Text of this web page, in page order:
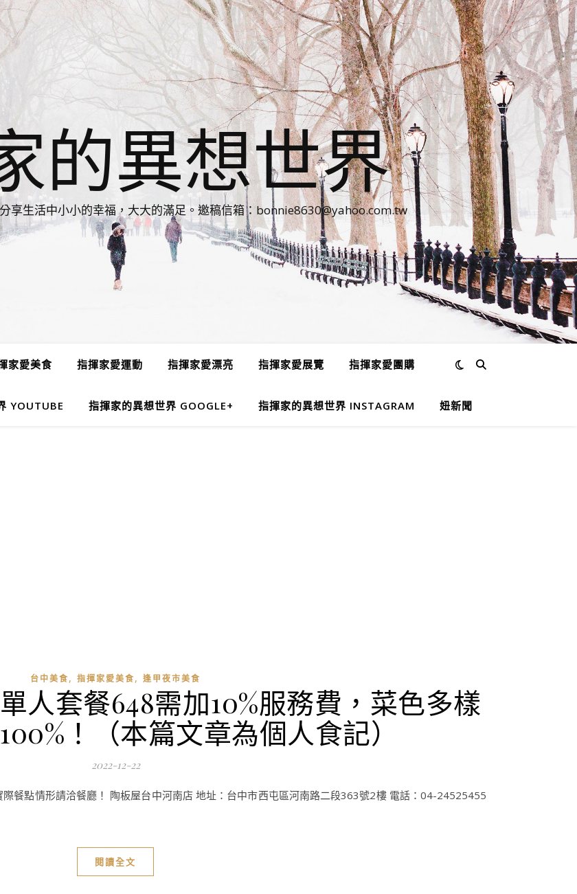
的異想世界
享生活中小小的幸福，大大的滿足。邀稿信箱：bonnie8630@yahoo.com.tw
家愛美食 指揮家愛運動 指揮家愛漂亮 指揮家愛展覽 指揮家愛團購
YOUTUBE 指揮家的異想世界 GOOGLE+ 指揮家的異想世界 INSTAGRAM 妞新聞
台中美食, 指揮家愛美食, 逢甲夜市美食
人套餐648需加10%服務費，菜色多樣
！（本篇文章為個人食記）
2022-12-22
餐點情形請洽餐廳！ 陶板屋台中河南店 地址：台中市西屯區河南路二段363號2樓 電話：04-24525455
閱讀全文